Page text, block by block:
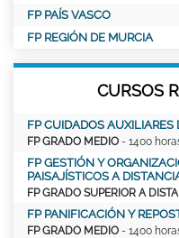
FP PAÍS VASCO
FP REGIÓN DE MURCIA
CURSOS
FP CUIDADOS AUXILIARES
FP GRADO MEDIO - 1400
FP GESTIÓN Y
PAISAJÍSTICOS A
FP GRADO SUPERIOR A
FP PANIFICACIÓN Y
FP GRADO MEDIO - 1400